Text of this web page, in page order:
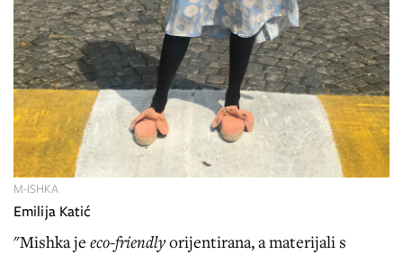
M-ISHKA
Emilija Katić
"Mishka je eco-friendlyorijentirana, a materijali s